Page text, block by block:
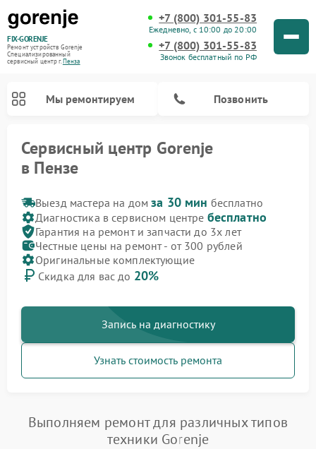
FIX-GORENJE
Ремонт устройств Gorenje
Специализированный
cервисный центр г.Пенза
+7 (800) 301-55-83
Ежедневно, с 10:00 до 20:00
+7 (800) 301-55-83
Звонок бесплатный по РФ
Мы ремонтируем Позвонить
Сервисный центр Gorenje
в Пензе
Выезд мастера на домза 30 мин бесплатно
Диагностика в сервисном центре бесплатно
Гарантия на ремонт и запчасти до 3х лет
Честные цены на ремонт - от 300 рублей
Оригинальные комплектующие
Скидка для вас до 20%
Запись на диагностику
Узнать стоимость ремонта
Выполняем ремонт для различных типов
техники Gorenje